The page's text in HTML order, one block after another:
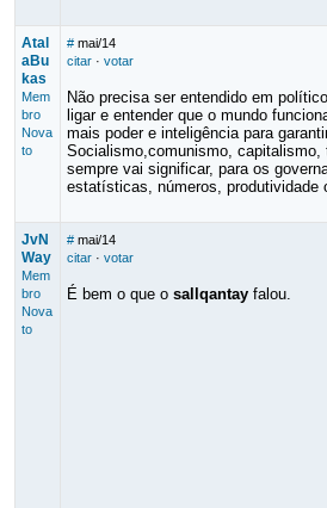
Atal
aBu
kas
Mem
bro
Nova
to
# mai/14
citar· votar
Não precisa ser entendido em
ligar e entender que o mundo
mais poder e inteligência para
Socialismo,comunismo, capitalismo,
sempre vai significar, para os
estatísticas, números, produtividade
JvN
Way
Mem
bro
Nova
to
# mai/14
citar· votar
É bem o que o sallqantayfalou.